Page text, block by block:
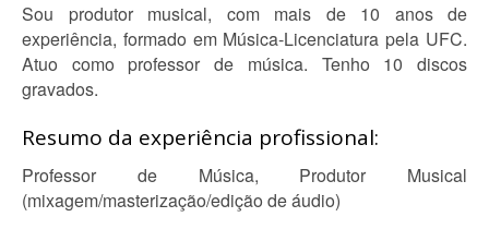
Sou produtor musical, com mais de 10 anos de
experiência, formado em Música-Licenciatura pela UFC.
Atuo como professor de música. Tenho 10 discos
gravados.
Resumo da experiência profissional:
Professor de Música, Produtor Musical
(mixagem/masterização/edição de áudio)